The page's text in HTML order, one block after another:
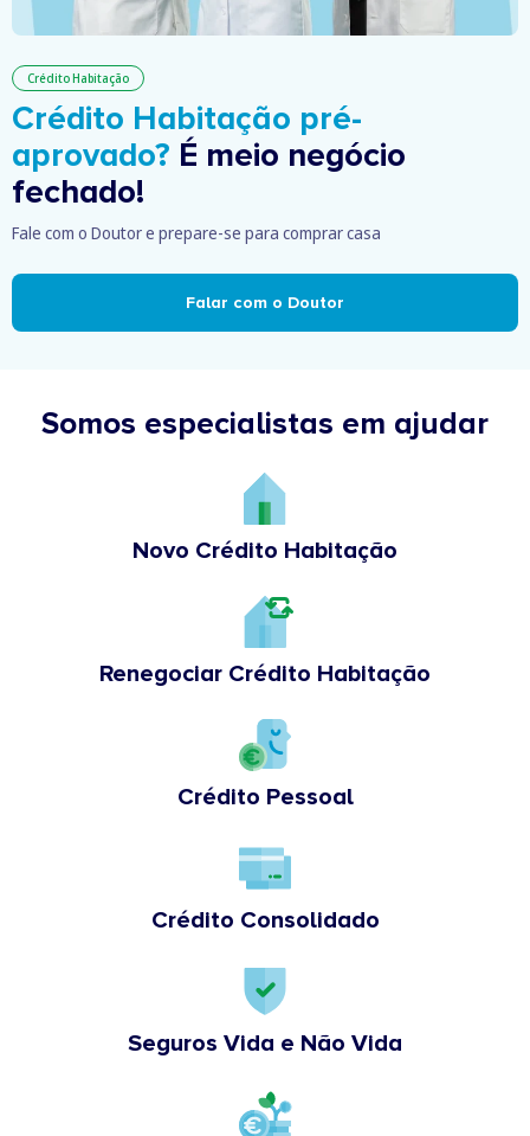
Crédito Habitação
Crédito Habitação pré-
aprovado? É meio negócio
fechado!
Fale com o Doutor e prepare-se para comprar casa
Falar com o Doutor
Somos especialistas em ajudar
Novo Crédito Habitação
Renegociar Crédito Habitação
Crédito Pessoal
Crédito Consolidado
Seguros Vida e Não Vida